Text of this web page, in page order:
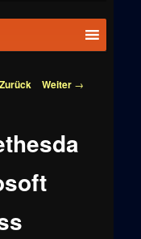
Zurück Weiter →